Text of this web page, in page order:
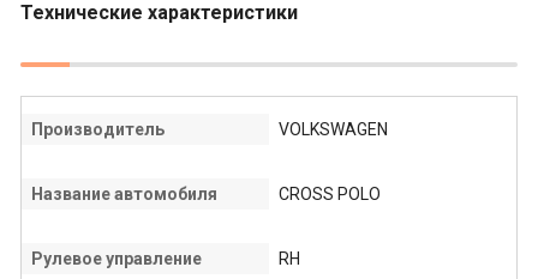
Технические характеристики
Производитель VOLKSWAGEN
Название автомобиля CROSS POLO
Рулевое управление RH